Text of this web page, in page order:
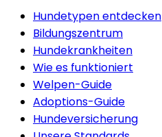
Hundetypen entdecken
Bildungszentrum
Hundekrankheiten
Wie es funktioniert
Welpen-Guide
Adoptions-Guide
Hundeversicherung